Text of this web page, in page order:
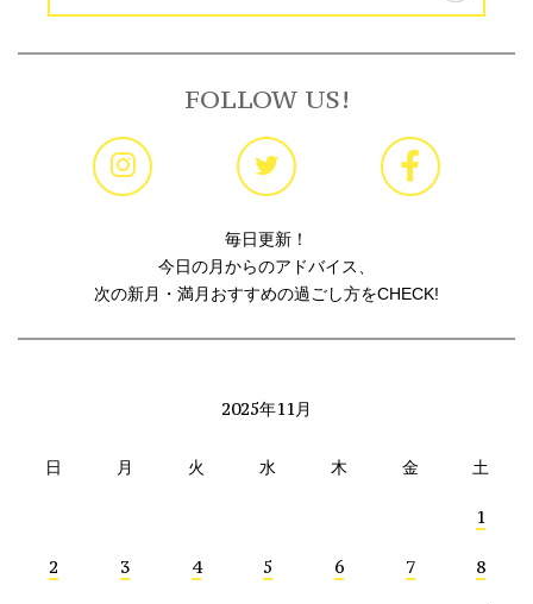
FOLLOW US!
毎日更新！
今日の月からのアドバイス、
次の新月・満月おすすめの過ごし方をCHECK!
2025年11月
日 月 火 水 木 金 土
1
2 3 4 5 6 7 8